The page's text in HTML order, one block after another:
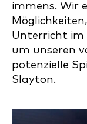
immens. Wir
Unterricht im
um unseren
potenzielle
Slayton.